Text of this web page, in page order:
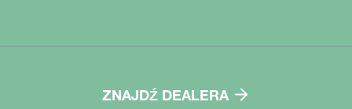
ZNAJDŹ DEALERA